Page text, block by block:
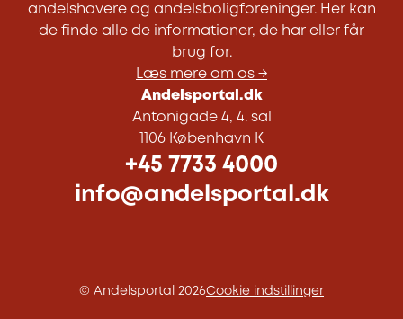
andelshavere og andelsboligforeninger. Her kan
de finde alle de informationer, de har eller får
brug for.
Læs mere om os →
Andelsportal.dk
Antonigade 4, 4. sal
1106 København K
+45 7733 4000
info@andelsportal.dk
© Andelsportal 2026Cookie indstillinger